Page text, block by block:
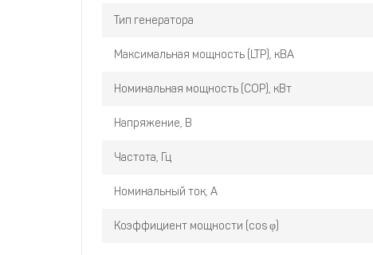
Тип генератора
Максимальная мощность (LTP), кВА
Номинальная мощность (COP), кВт
Напряжение, В
Частота, Гц
Номинальный ток, A
Коэффициент мощности (cos φ)